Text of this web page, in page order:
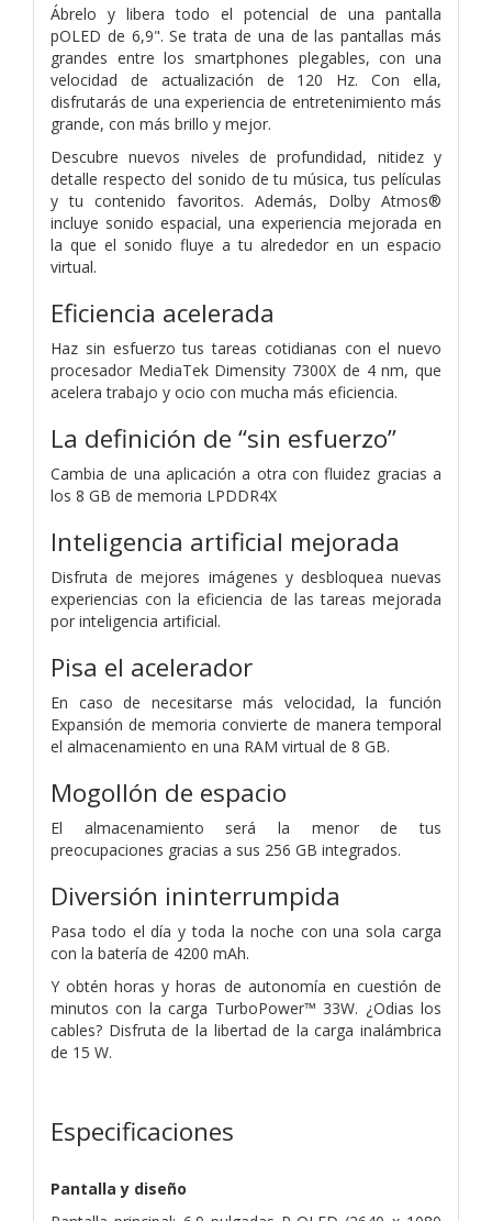
Ábrelo y libera todo el potencial de una pantalla
pOLED de 6,9". Se trata de una de las pantallas más
grandes entre los smartphones plegables, con una
velocidad de actualización de 120 Hz. Con ella,
disfrutarás de una experiencia de entretenimiento más
grande, con más brillo y mejor.
Descubre nuevos niveles de profundidad, nitidez y
detalle respecto del sonido de tu música, tus películas
y tu contenido favoritos. Además, Dolby Atmos®
incluye sonido espacial, una experiencia mejorada en
la que el sonido fluye a tu alrededor en un espacio
virtual.
Eficiencia acelerada
Haz sin esfuerzo tus tareas cotidianas con el nuevo
procesador MediaTek Dimensity 7300X de 4 nm, que
acelera trabajo y ocio con mucha más eficiencia.
La definición de “sin esfuerzo”
Cambia de una aplicación a otra con fluidez gracias a
los 8 GB de memoria LPDDR4X
Inteligencia artificial mejorada
Disfruta de mejores imágenes y desbloquea nuevas
experiencias con la eficiencia de las tareas mejorada
por inteligencia artificial.
Pisa el acelerador
En caso de necesitarse más velocidad, la función
Expansión de memoria convierte de manera temporal
el almacenamiento en una RAM virtual de 8 GB.
Mogollón de espacio
El almacenamiento será la menor de tus
preocupaciones gracias a sus 256 GB integrados.
Diversión ininterrumpida
Pasa todo el día y toda la noche con una sola carga
con la batería de 4200 mAh.
Y obtén horas y horas de autonomía en cuestión de
minutos con la carga TurboPower™ 33W. ¿Odias los
cables? Disfruta de la libertad de la carga inalámbrica
de 15 W.
Especificaciones
Pantalla y diseño